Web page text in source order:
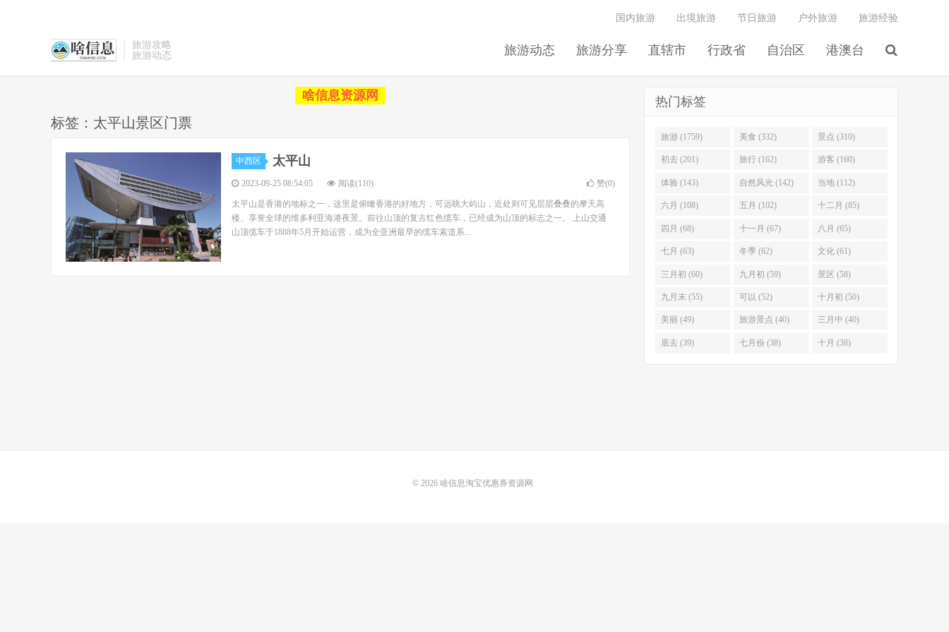
旅游攻略
旅游动态
旅游动态 旅游分享 直辖市 行政省 自治区 港澳台
国内旅游 出境旅游 节日旅游 户外旅游 旅游经验
啥信息资源网
标签：太平山景区门票
中西区 太平山
2023-09-25 08:54:05 阅读(110) 赞(0)
太平山是香港的地标之一，这里是俯瞰香港的好地方，可远眺大屿山，近处则可见层层叠叠的摩天高
楼、享誉全球的维多利亚海港夜景。前往山顶的复古红色缆车，已经成为山顶的标志之一。 上山交通
山顶缆车于1888年5月开始运营，成为全亚洲最早的缆车索道系...
热门标签
旅游 (1759) 美食 (332) 景点 (310)
初去 (201) 旅行 (162) 游客 (160)
体验 (143) 自然风光 (142) 当地 (112)
六月 (108) 五月 (102) 十二月 (85)
四月 (68) 十一月 (67) 八月 (65)
七月 (63) 冬季 (62) 文化 (61)
三月初 (60) 九月初 (59) 景区 (58)
九月末 (55) 可以 (52) 十月初 (50)
美丽 (49) 旅游景点 (40) 三月中 (40)
底去 (39) 七月份 (38) 十月 (38)
© 2026 啥信息淘宝优惠券资源网